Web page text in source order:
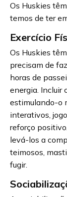
Os Huskies
temos de ter
Exercício
Os Huskies
precisam de
horas de
energia. Incluir
estimulando-o
interativos,
reforço
levá-los a
teimosos,
fugir.